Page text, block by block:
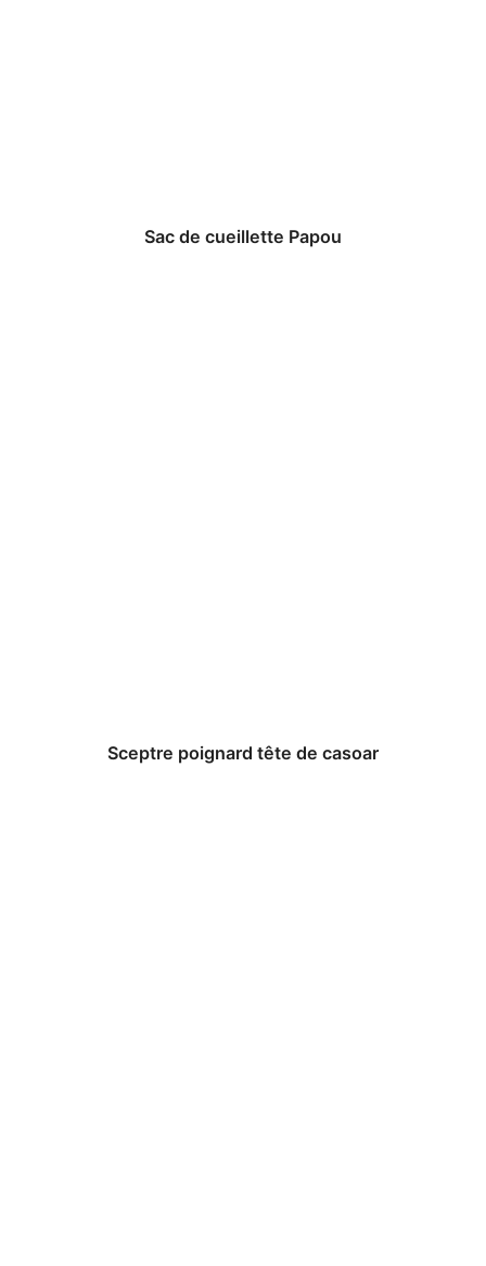
Sac de cueillette Papou
Sceptre poignard tête de casoar